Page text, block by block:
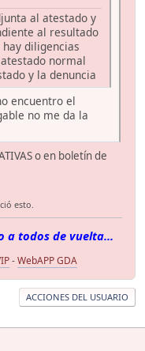
al atestado y
al resultado
diligencias
normal
y la denuncia
encuentro el
no me da la
o en boletín de
esto.
a todos de vuelta...
-WebAPP GDA
ACCIONES DEL USUARIO